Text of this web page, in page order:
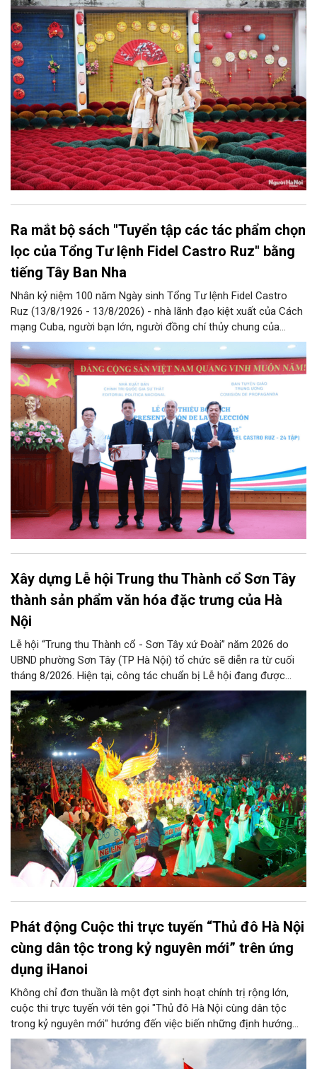
bàn thành phố thực hiện một số nội dung quan trọng. Qua đó
góp phần thực hiện thắng lợi các mục tiêu phát triển du lịch Hà
Nội năm 2026 và giai đoạn tiếp theo.
Ra mắt bộ sách "Tuyển tập các tác phẩm chọn
lọc của Tổng Tư lệnh Fidel Castro Ruz" bằng
tiếng Tây Ban Nha
Nhân kỷ niệm 100 năm Ngày sinh Tổng Tư lệnh Fidel Castro
Ruz (13/8/1926 - 13/8/2026) - nhà lãnh đạo kiệt xuất của Cách
mạng Cuba, người bạn lớn, người đồng chí thủy chung của
Đảng, Nhà nước và nhân dân Việt Nam, chiều 5/8, tại Hà Nội,
Nhà xuất bản Chính trị quốc gia Sự thật phối hợp với Ban Tuyên
giáo Trung ương tổ chức Lễ giới thiệu bộ sách “Tuyển tập các
tác phẩm chọn lọc của Tổng Tư lệnh Fidel Castro Ruz” gồm 24
tập bằng tiếng Tây Ban Nha.
Xây dựng Lễ hội Trung thu Thành cổ Sơn Tây
thành sản phẩm văn hóa đặc trưng của Hà
Nội
Lễ hội “Trung thu Thành cổ - Sơn Tây xứ Đoài” năm 2026 do
UBND phường Sơn Tây (TP Hà Nội) tổ chức sẽ diễn ra từ cuối
tháng 8/2026. Hiện tại, công tác chuẩn bị Lễ hội đang được
chính quyền phường Sơn Tây cùng các phòng, ban, ngành, đơn
vị và 25 tổ dân phố khẩn trương triển khai, tạo khí thế sôi nổi,
sẵn sàng mang đến cho Nhân dân và du khách một mùa Trung
thu quy mô, đặc sắc và giàu bản sắc văn hóa xứ Đoài.
Phát động Cuộc thi trực tuyến “Thủ đô Hà Nội
cùng dân tộc trong kỷ nguyên mới” trên ứng
dụng iHanoi
Không chỉ đơn thuần là một đợt sinh hoạt chính trị rộng lớn,
cuộc thi trực tuyến với tên gọi "Thủ đô Hà Nội cùng dân tộc
trong kỷ nguyên mới" hướng đến việc biến những định hướng
chiến lược trong Nghị quyết số 02-NQ/TW của Bộ Chính trị
thành niềm tin, thành nhận thức chung của mỗi người dân.